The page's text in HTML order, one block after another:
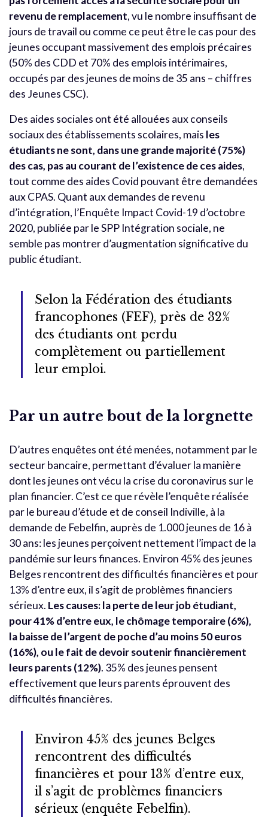
revenu de remplacement, vu le nombre insuffisant de
jours de travail ou comme ce peut être le cas pour des
jeunes occupant massivement des emplois précaires
(50% des CDD et 70% des emplois intérimaires,
occupés par des jeunes de moins de 35 ans – chiffres
des Jeunes CSC).
Des aides sociales ont été allouées aux conseils
sociaux des établissements scolaires, mais les
étudiants ne sont, dans une grande majorité (75%)
des cas, pas au courant de l’existence de ces aides,
tout comme des aides Covid pouvant être demandées
aux CPAS. Quant aux demandes de revenu
d’intégration, l’Enquête Impact Covid-19 d’octobre
2020, publiée par le SPP Intégration sociale, ne
semble pas montrer d’augmentation significative du
public étudiant.
Selon la Fédération des étudiants
francophones (FEF), près de 32%
des étudiants ont perdu
complètement ou partiellement
leur emploi.
Par un autre bout de la lorgnette
D’autres enquêtes ont été menées, notamment par le
secteur bancaire, permettant d’évaluer la manière
dont les jeunes ont vécu la crise du coronavirus sur le
plan financier. C’est ce que révèle l’enquête réalisée
par le bureau d’étude et de conseil Indiville, à la
demande de Febelfin, auprès de 1.000 jeunes de 16 à
30 ans: les jeunes perçoivent nettement l’impact de la
pandémie sur leurs finances. Environ 45% des jeunes
Belges rencontrent des difficultés financières et pour
13% d’entre eux, il s’agit de problèmes financiers
sérieux. Les causes: la perte de leur job étudiant,
pour 41% d’entre eux, le chômage temporaire (6%),
la baisse de l’argent de poche d’au moins 50 euros
(16%), ou le fait de devoir soutenir financièrement
leurs parents (12%). 35% des jeunes pensent
effectivement que leurs parents éprouvent des
difficultés financières.
Environ 45% des jeunes Belges
rencontrent des difficultés
financières et pour 13% d’entre eux,
il s’agit de problèmes financiers
sérieux (enquête Febelfin).